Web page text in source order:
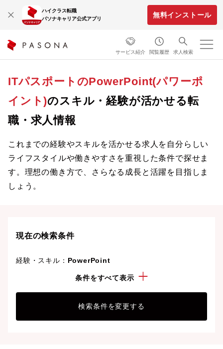
ハイクラス転職
パソナキャリア公式アプリ
無料インストール
サービス紹介 閲覧履歴 求人検索
ITパスポートのPowerPoint(パワーポ
イント)のスキル・経験が活かせる転
職・求人情報
これまでの経験やスキルを活かせる求人を自分らしい
ライフスタイルや働きやすさを重視した条件で探せま
す。理想の働き方で、さらなる成長と活躍を目指しま
しょう。
現在の検索条件
経験・スキル： PowerPoint
ITパスポート条件をすべて表示
検索条件を変更する